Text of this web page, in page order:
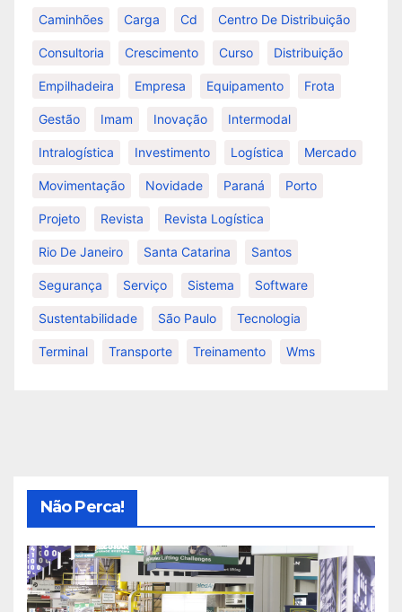
Caminhões Carga Cd Centro De Distribuição
Consultoria Crescimento Curso Distribuição
Empilhadeira Empresa Equipamento Frota
Gestão Imam Inovação Intermodal
Intralogística Investimento Logística Mercado
Movimentação Novidade Paraná Porto
Projeto Revista Revista Logística
Rio De Janeiro Santa Catarina Santos
Segurança Serviço Sistema Software
Sustentabilidade São Paulo Tecnologia
Terminal Transporte Treinamento Wms
Não Perca!